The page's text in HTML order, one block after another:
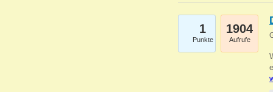
1
Punkte
1904
Aufrufe